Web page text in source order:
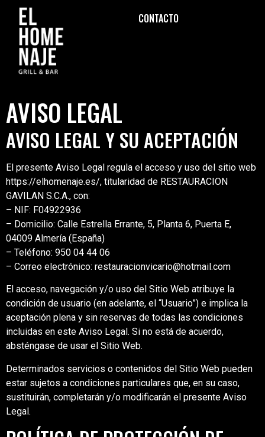
CONTACTO
AVISO LEGAL
AVISO LEGAL Y SU ACEPTACIÓN
El presente Aviso Legal regula el acceso y uso del sitio web
https://elhomenaje.es/, titularidad de RESTAURACION
GAVILAN S.C.A., con:
– NIF: F04922936
– Domicilio: Calle Estrella Errante, 5, Planta 6, Puerta E,
04009 Almería (España)
– Teléfono: 950 04 44 06
– Correo electrónico: restauracionvicario@hotmail.com
El acceso, navegación y/o uso del Sitio Web atribuye la
condición de usuario (en adelante, el “Usuario”) e implica la
aceptación plena y sin reservas de todas las condiciones
incluidas en este Aviso Legal. Si no está de acuerdo,
absténgase de usar el Sitio Web.
Determinados servicios o contenidos del Sitio Web pueden
estar sujetos a condiciones particulares que, en su caso,
sustituirán, completarán y/o modificarán el presente Aviso
Legal.